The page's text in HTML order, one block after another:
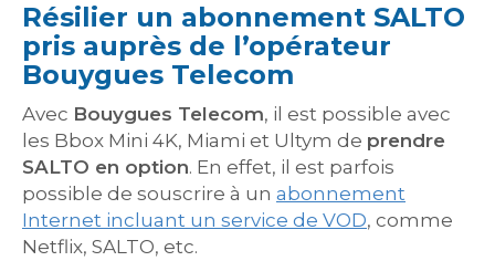
Résilier un abonnement SALTO
pris auprès de l’opérateur
Bouygues Telecom
Avec Bouygues Telecom, il est possible avec
les Bbox Mini 4K, Miami et Ultym de prendre
SALTO en option. En effet, il est parfois
possible de souscrire à un abonnement
Internet incluant un service de VOD, comme
Netflix, SALTO, etc.